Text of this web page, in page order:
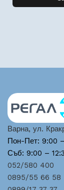
Варна, ул.
Пон-Пет: 9:00
Съб: 9:00 –
052/580 400
0895/55 66 58